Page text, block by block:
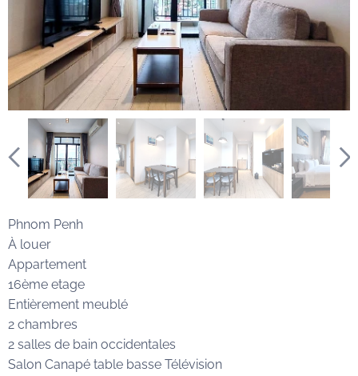
Phnom Penh
À louer
Appartement
16ème etage
Entièrement meublé
2 chambres
2 salles de bain occidentales
Salon Canapé table basse Télévision